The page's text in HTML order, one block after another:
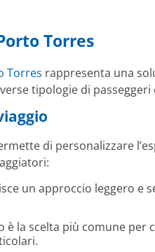
Torres
Torres rappresenta una
tipologie di
di personalizzare
un approccio leggero e
la scelta più comune per